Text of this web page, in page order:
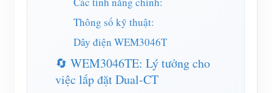
Trình mô phỏng IAMMETER
Đồng hồ đo ảo
Hệ thống dự báo và mô phỏng năng lượng
Các ứng dụng
Thông số kỹ thuật:
Dây điện WEM3046T
🔄 WEM3046TE: Lý tưởng cho
việc lắp đặt Dual-CT